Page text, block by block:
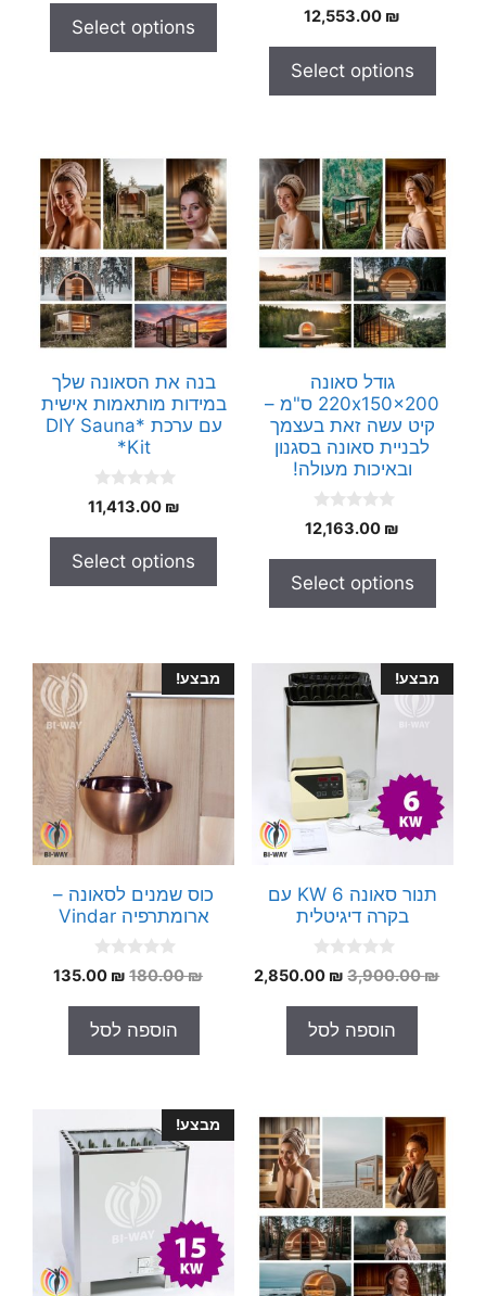
0
o
o
5
12,553.00 ₪
Select options
o
5
Select options
גודל סאונה
220x150x200 ס"מ –
קיט עשה זאת בעצמך
לבניית סאונה בסגנון
ובאיכות מעולה!
0
o
o
5
12,163.00 ₪
Select options
בנה את הסאונה שלך
במידות מותאמות אישית
עם ערכת *DIY Sauna
Kit*
0
o
o
5
11,413.00 ₪
Select options
מבצע!
תנור סאונה 6 KW עם
בקרה דיגיטלית
0
o
o
5
3,900.00₪
המחיר
היה:
3,900.00 ₪.
2,850.00 ₪
המחיר
הוספה לסל
מבצע!
כוס שמנים לסאונה –
ארומתרפיה Vindar
0
o
o
5
180.00₪
המחיר
היה:
180.00 ₪.
135.00 ₪
המחיר
הוספה לסל
מבצע!